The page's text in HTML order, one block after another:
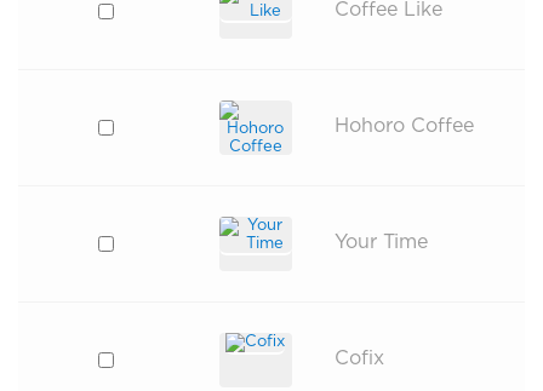
Coffee Like
Hohoro Coffee
Your Time
Cofix